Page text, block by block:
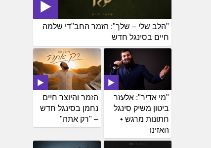
"הלב שלי – שלך": הזמר החב"די שלמה
חיים בסינגל חדש
הזמר והיוצר חיים
נחמן בסינגל חדש
– "רק אתה"
"מי אדיר": אלעזר
ביטון משיק סינגל
חתונות מרגש •
האזינו